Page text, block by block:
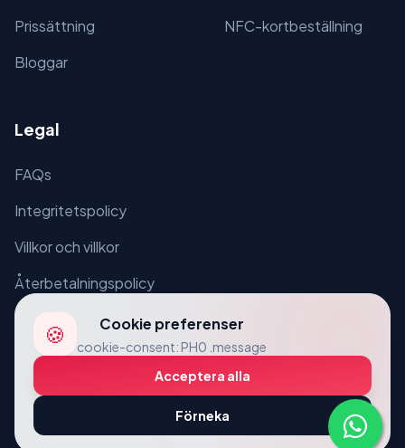
🍪 Cookie preferenser
cookie-consent: PH0 .message
Acceptera alla
Förneka
Prissättning
Bloggar
NFC-kortbeställning
Legal
FAQs
Integritetspolicy
Villkor och villkor
Återbetalningspolicy